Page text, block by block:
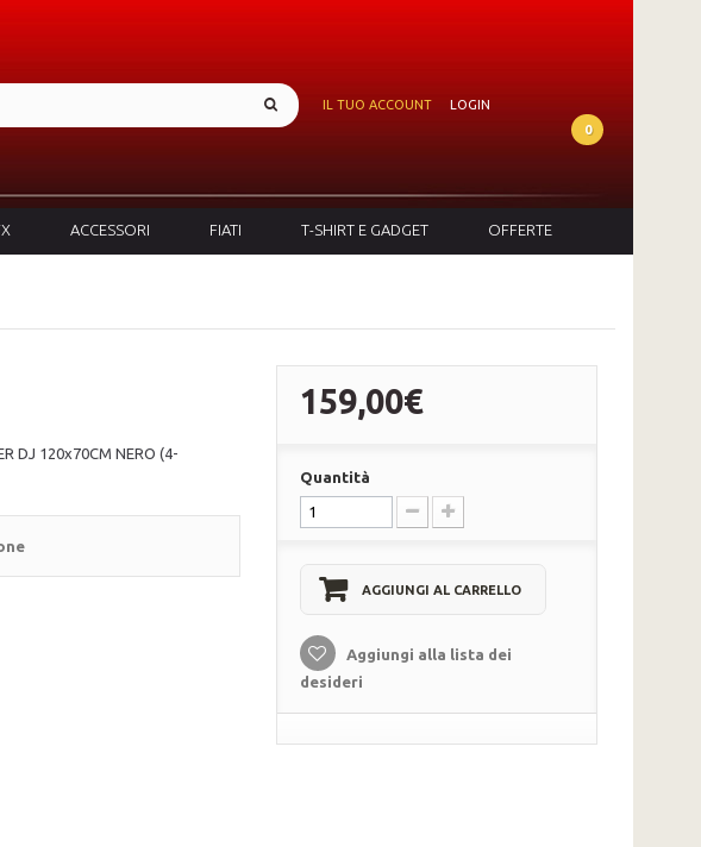
IL TUO ACCOUNT
LOGIN
0
ACCESSORI FIATI T-SHIRT E GADGET OFFERTE
DJ 120x70CM NERO (4-
159,00€
Quantità
AGGIUNGI AL CARRELLO
Aggiungi alla lista dei
desideri